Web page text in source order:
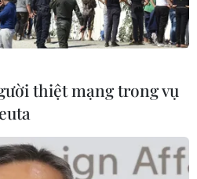
thiệt mạng trong vụ